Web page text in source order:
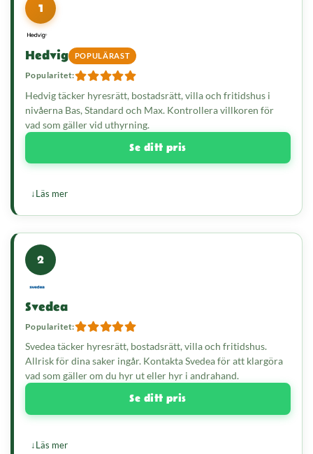
1
Hedvig POPULÄRAST
Popularitet:
Hedvig täcker hyresrätt, bostadsrätt, villa och fritidshus i
nivåerna Bas, Standard och Max. Kontrollera villkoren för
vad som gäller vid uthyrning.
Se ditt pris
Läs mer
2
Svedea
Popularitet:
Svedea täcker hyresrätt, bostadsrätt, villa och fritidshus.
Allrisk för dina saker ingår. Kontakta Svedea för att klargöra
vad som gäller om du hyr ut eller hyr i andrahand.
Se ditt pris
Läs mer